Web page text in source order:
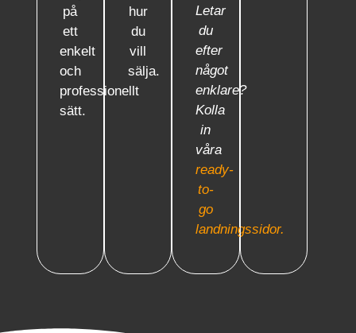
på
ett
enkelt
och
professionellt
sätt.
hur
du
vill
sälja.
Letar
du
efter
något
enklare?
Kolla
in
våra
ready-
to-
go
landningssidor.